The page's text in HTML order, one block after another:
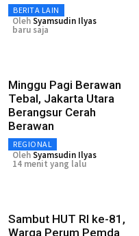
BERITA LAIN
OlehSyamsudin Ilyas
baru saja
Minggu Pagi Berawan
Tebal, Jakarta Utara
Berangsur Cerah
Berawan
REGIONAL
OlehSyamsudin Ilyas
14 menit yang lalu
Sambut HUT RI ke-81,
Warga Perum Pemda